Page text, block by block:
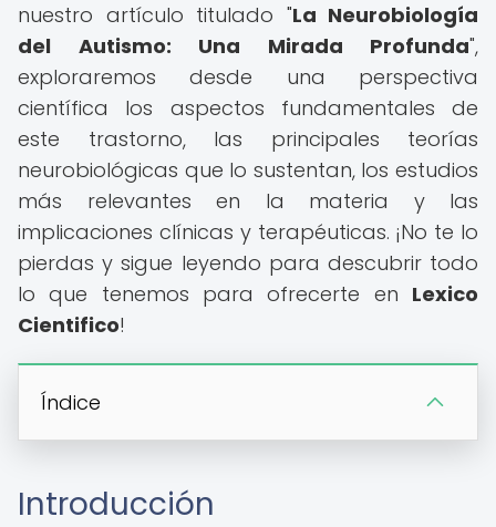
nuestro artículo titulado "La Neurobiología
del Autismo: Una Mirada Profunda",
exploraremos desde una perspectiva
científica los aspectos fundamentales de
este trastorno, las principales teorías
neurobiológicas que lo sustentan, los estudios
más relevantes en la materia y las
implicaciones clínicas y terapéuticas. ¡No te lo
pierdas y sigue leyendo para descubrir todo
lo que tenemos para ofrecerte en Lexico
Cientifico!
Índice
Introducción